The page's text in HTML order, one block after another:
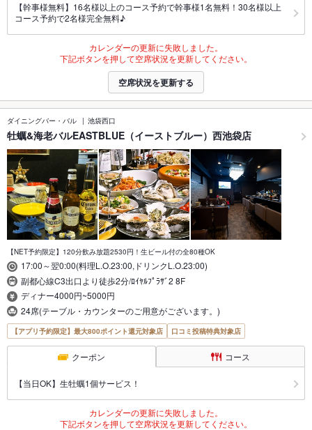
【幹事様無料】16名様以上のコース予約で幹事様1名無料！30名様以上
コース予約で2名様完全無料♪
カレンダーの更新に失敗しました。
下記ボタンを押して空席状況を更新してください。
空席状況を更新する
ダイニングバー・バル 池袋西口
牡蠣&海老バルEASTBLUE（イーストブルー）西池袋店
【NET予約限定】120分飲み放題2530円！生ビール付の全80種OK
17:00～翌0:00(料理L.O.23:00,ドリンクL.O.23:00)
副都心線C3出口より徒歩2分/ﾛｲﾔﾙﾌﾟﾗｻﾞ2 8F
ディナー4000円~5000円
24席(テーブル・カウンターのご用意がございます。)
【アプリ予約限定】最大800ポイント還元対象店 口コミ投稿特典対象店
クーポン コース
【当日OK】生牡蠣1個サービス！
カレンダーの更新に失敗しました。
下記ボタンを押して空席状況を更新してください。